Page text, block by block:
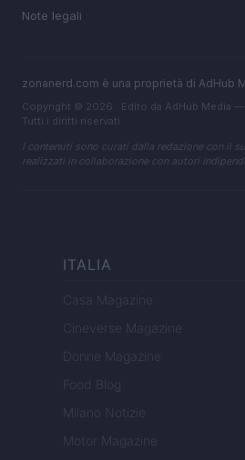
Note legali
zonanerd.com è una proprietà di AdHub
Copyright © 2026 · Edito da AdHub Media —
Tutti i diritti riservati
I contenuti sono curati dalla redazione con il
realizzati in collaborazione con autori
ITALIA
Casa Magazine
Cineverse Magazine
Donne Magazine
Food Blog
Milano Notizie
Motor Magazine